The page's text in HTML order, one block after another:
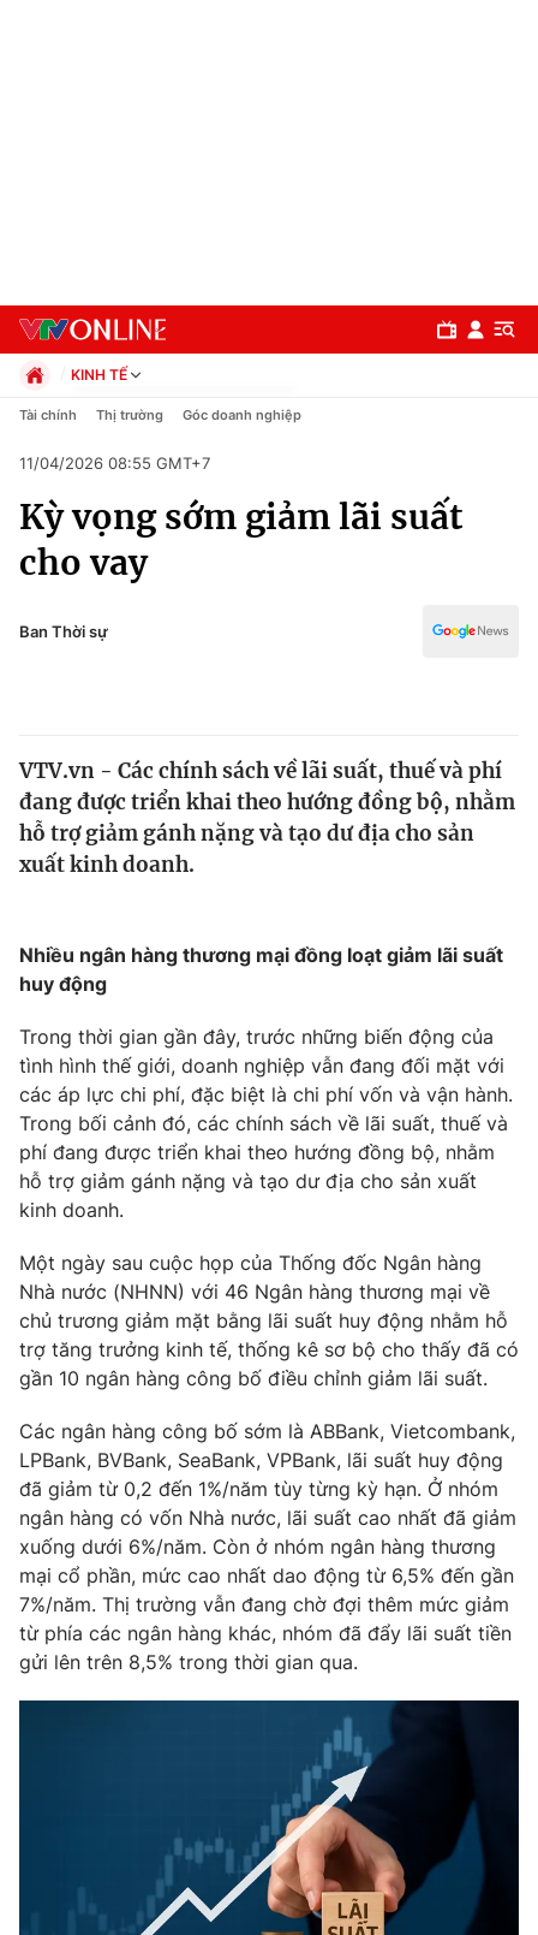
Chuyên mục
Chính trị
Thế giới
Tin tức
Câu chuyện quốc tế
Tài chính
Thị trường
Góc doanh nghiệp
Dữ liệu và đời sống
Truyền hình
Phim VTV
Hậu trường
Nhân vật
Giải sao mai
Giải trí
Điện ảnh
Âm nhạc
Sao
Đời sống
Du lịch
Làm đẹp
Chất lượng cuộc sống
Tuyển sinh
Học trực tuyến
Công nghệ
Hitech Công nghệ tương lai
Thị trường
Tư vấn
Giao lưu trực tuyến
Lịch phát sóng
Chuyên mục khác
Emagazine Podcast
Photo Infographic
Shorts video
VTV Thể thao
Bất động sản
KINH TẾ
Chính trị
Pháp luật
Kinh tế
Thể thao
Truyền hình
Y tế
Tài chính Thị trường Góc doanh nghiệp
11/04/2026 08:55 GMT+7
Kỳ vọng sớm giảm lãi suất
cho vay
Ban Thời sự
VTV.vn - Các chính sách về lãi suất, thuế và phí
đang được triển khai theo hướng đồng bộ, nhằm
hỗ trợ giảm gánh nặng và tạo dư địa cho sản
xuất kinh doanh.
Nhiều ngân hàng thương mại đồng loạt giảm lãi suất
huy động
Trong thời gian gần đây, trước những biến động của
tình hình thế giới, doanh nghiệp vẫn đang đối mặt với
các áp lực chi phí, đặc biệt là chi phí vốn và vận hành.
Trong bối cảnh đó, các chính sách về lãi suất, thuế và
phí đang được triển khai theo hướng đồng bộ, nhằm
hỗ trợ giảm gánh nặng và tạo dư địa cho sản xuất
kinh doanh.
Một ngày sau cuộc họp của Thống đốc Ngân hàng
Nhà nước (NHNN) với 46 Ngân hàng thương mại về
chủ trương giảm mặt bằng lãi suất huy động nhằm hỗ
trợ tăng trưởng kinh tế, thống kê sơ bộ cho thấy đã có
gần 10 ngân hàng công bố điều chỉnh giảm lãi suất.
Các ngân hàng công bố sớm là ABBank, Vietcombank,
LPBank, BVBank, SeaBank, VPBank, lãi suất huy động
đã giảm từ 0,2 đến 1%/năm tùy từng kỳ hạn. Ở nhóm
ngân hàng có vốn Nhà nước, lãi suất cao nhất đã giảm
xuống dưới 6%/năm. Còn ở nhóm ngân hàng thương
mại cổ phần, mức cao nhất dao động từ 6,5% đến gần
7%/năm. Thị trường vẫn đang chờ đợi thêm mức giảm
từ phía các ngân hàng khác, nhóm đã đẩy lãi suất tiền
gửi lên trên 8,5% trong thời gian qua.